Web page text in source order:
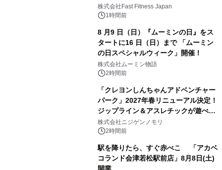
株式会社Fast Fitness Japan
1時間前
8 月9 日（日）『ムーミンの日』をス
タートに16 日（日）まで 「ムーミン
の日スペシャルウィーク」開催！
株式会社ムーミン物語
2時間前
「クレヨンしんちゃんアドベンチャー
パーク」2027年春リニューアル決定！
ジップライン＆アスレチックが遊べる
のは今年が最後！ 「ラスト！ドキがム
ネムネ～大作戦！」始動
株式会社ニジゲンノモリ
2時間前
駅を降りたら、すぐ赤べこ 「アカベ
コランド会津若松駅前店」8月8日(土)